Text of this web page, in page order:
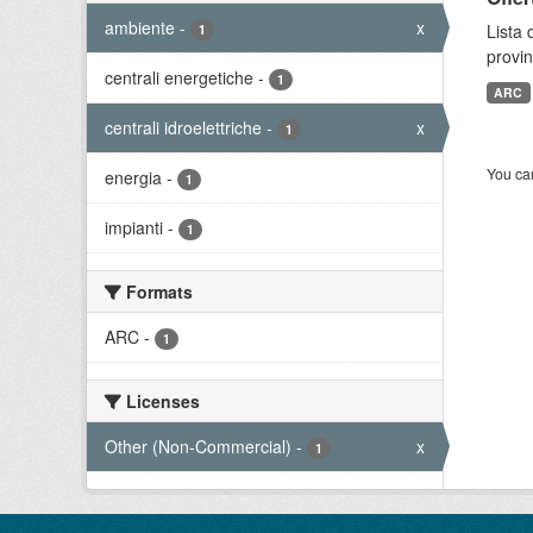
ambiente - 1 x
centrali energetiche - 1
centrali idroelettriche - 1 x
energia - 1
impianti - 1
Formats
ARC - 1
Licenses
Other (Non-Commercial) - 1 x
Lista
ARC
You